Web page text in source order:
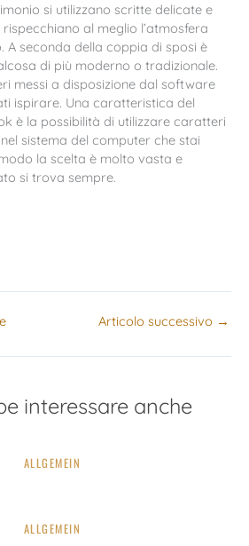
si utilizzano scritte delicate e
al meglio l’atmosfera
A seconda della coppia di sposi è
di più moderno o tradizionale.
messi a disposizione dal software
ispirare. Una caratteristica del
è la possibilità di utilizzare caratteri
sistema del computer che stai
la scelta è molto vasta e
si trova sempre.
Articolo successivo →
interessare anche
ALLGEMEIN
ALLGEMEIN